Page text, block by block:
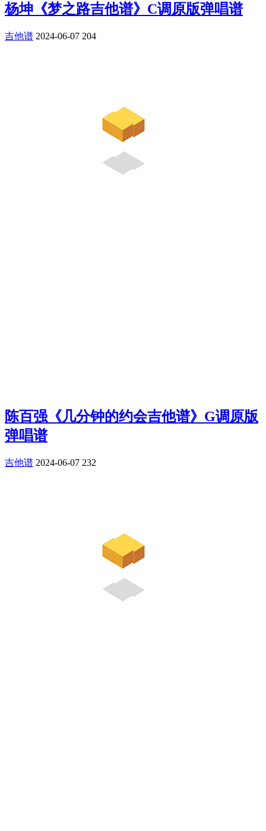
杨坤《梦之路吉他谱》C调原版弹唱谱
吉他谱 2024-06-07 204
陈百强《几分钟的约会吉他谱》G调原版
弹唱谱
吉他谱 2024-06-07 232